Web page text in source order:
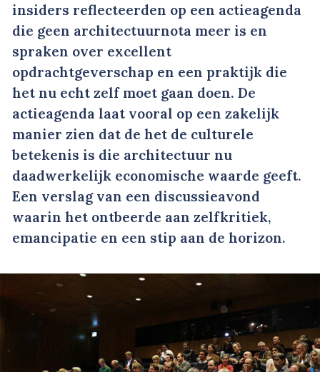
insiders reflecteerden op een actieagenda
die geen architectuurnota meer is en
spraken over excellent
opdrachtgeverschap en een praktijk die
het nu echt zelf moet gaan doen. De
actieagenda laat vooral op een zakelijk
manier zien dat de het de culturele
betekenis is die architectuur nu
daadwerkelijk economische waarde geeft.
Een verslag van een discussieavond
waarin het ontbeerde aan zelfkritiek,
emancipatie en een stip aan de horizon.